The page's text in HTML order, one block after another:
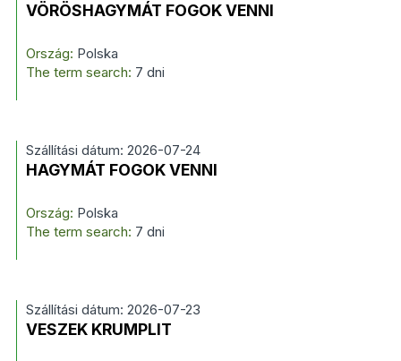
VÖRÖSHAGYMÁT FOGOK VENNI
Ország: Polska
The term search: 7 dni
Szállítási dátum: 2026-07-24
HAGYMÁT FOGOK VENNI
Ország: Polska
The term search: 7 dni
Szállítási dátum: 2026-07-23
VESZEK KRUMPLIT